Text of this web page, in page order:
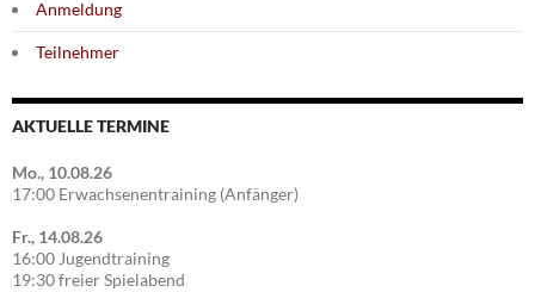
Anmeldung
Teilnehmer
AKTUELLE TERMINE
Mo., 10.08.26
17:00 Erwachsenentraining (Anfänger)
Fr., 14.08.26
16:00 Jugendtraining
19:30 freier Spielabend